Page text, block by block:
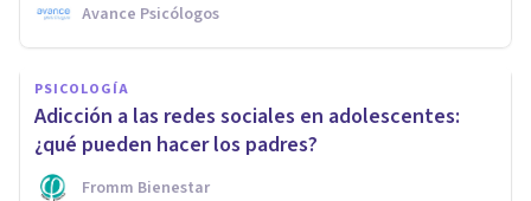
Avance Psicólogos
PSICOLOGÍA
Adicción a las redes sociales en adolescentes:
¿qué pueden hacer los padres?
Fromm Bienestar